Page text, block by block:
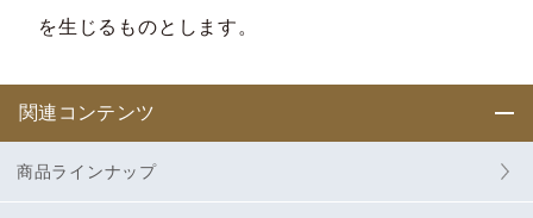
を生じるものとします。
関連コンテンツ
商品ラインナップ